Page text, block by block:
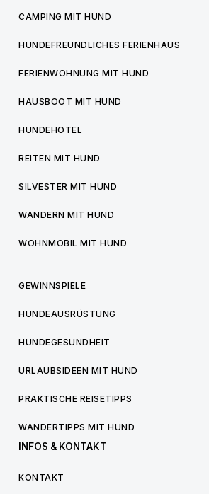
CAMPING MIT HUND
HUNDEFREUNDLICHES FERIENHAUS
FERIENWOHNUNG MIT HUND
HAUSBOOT MIT HUND
HUNDEHOTEL
REITEN MIT HUND
SILVESTER MIT HUND
WANDERN MIT HUND
WOHNMOBIL MIT HUND
GEWINNSPIELE
HUNDEAUSRÜSTUNG
HUNDEGESUNDHEIT
URLAUBSIDEEN MIT HUND
PRAKTISCHE REISETIPPS
WANDERTIPPS MIT HUND
INFOS & KONTAKT
KONTAKT